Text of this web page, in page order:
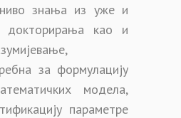
знања из уже и
докторирања као и
за формулацију
модела,
параметре